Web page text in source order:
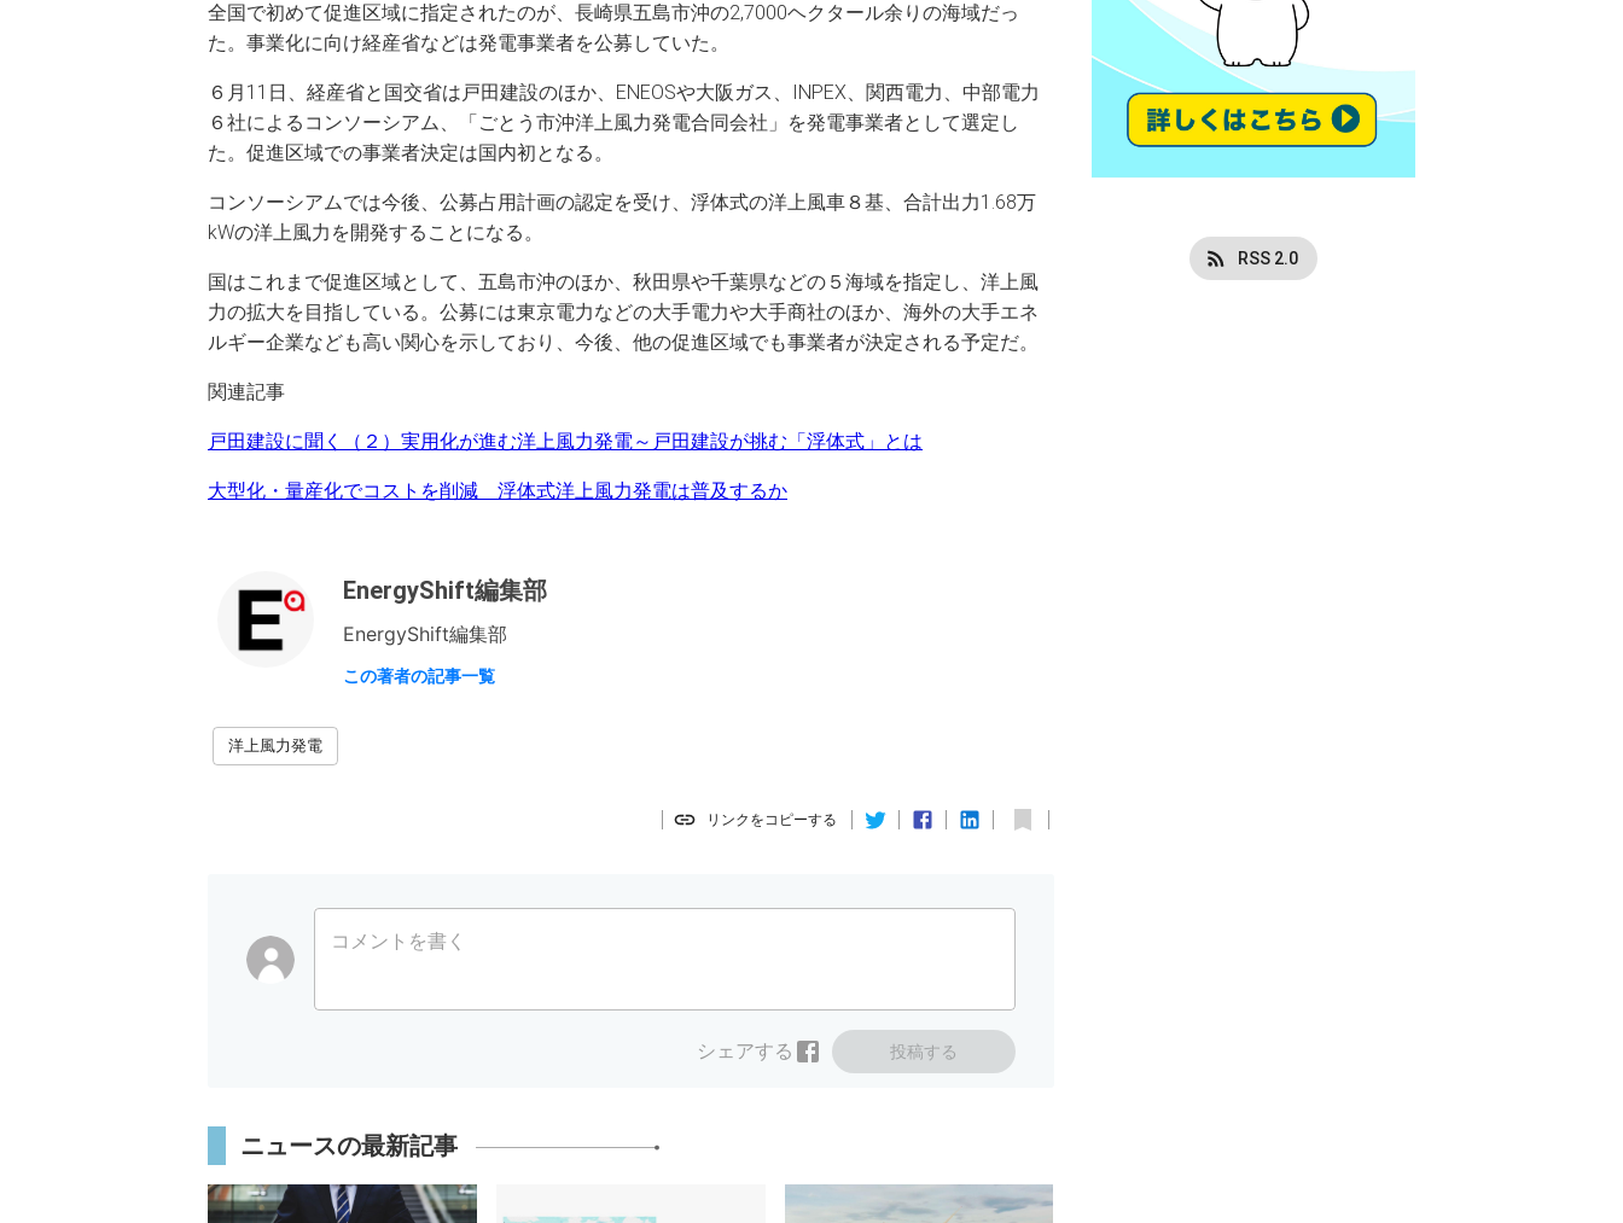
全国で初めて促進区域に指定されたのが、長崎県五島市沖の2,7000ヘクタール余りの海域だっ
た。事業化に向け経産省などは発電事業者を公募していた。
６月11日、経産省と国交省は戸田建設のほか、ENEOSや大阪ガス、INPEX、関西電力、中部電力
６社によるコンソーシアム、「ごとう市沖洋上風力発電合同会社」を発電事業者として選定し
た。促進区域での事業者決定は国内初となる。
コンソーシアムでは今後、公募占用計画の認定を受け、浮体式の洋上風車８基、合計出力1.68万
kWの洋上風力を開発することになる。
国はこれまで促進区域として、五島市沖のほか、秋田県や千葉県などの５海域を指定し、洋上風
力の拡大を目指している。公募には東京電力などの大手電力や大手商社のほか、海外の大手エネ
ルギー企業なども高い関心を示しており、今後、他の促進区域でも事業者が決定される予定だ。
関連記事
戸田建設に聞く（２）実用化が進む洋上風力発電～戸田建設が挑む「浮体式」とは
大型化・量産化でコストを削減 浮体式洋上風力発電は普及するか
EnergyShift編集部
EnergyShift編集部
この著者の記事一覧
洋上風力発電
リンクをコピーする
コメントを書く
投稿する
シェアする
ニュースの最新記事
RSS 2.0